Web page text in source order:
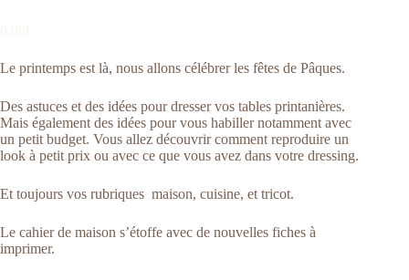
Le printemps est là, nous allons célébrer les fêtes de Pâques.
Des astuces et des idées pour dresser vos tables printanières.
Mais également des idées pour vous habiller notamment avec
un petit budget. Vous allez découvrir comment reproduire un
look à petit prix ou avec ce que vous avez dans votre dressing.
Et toujours vos rubriques maison, cuisine, et tricot.
Le cahier de maison s’étoffe avec de nouvelles fiches à
imprimer.